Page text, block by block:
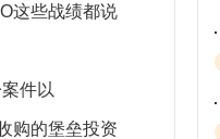
这些战绩都说
件以
购的堡垒投资